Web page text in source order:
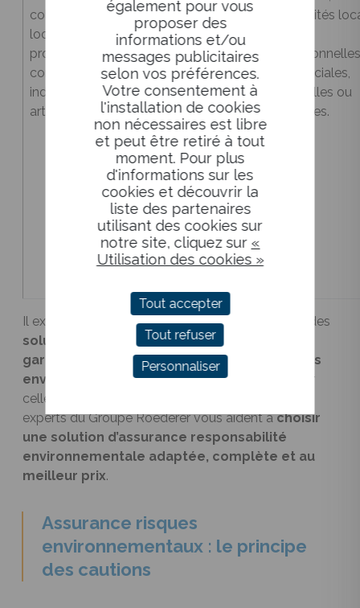
collectivités
locales, activités
professionnelles,
commerciales,
industrielles ou
artisanales.
personnes qui
causent un
préjudice
écologique.
Cette obligation
incombe aussi
bien aux
entreprises,
quelles que
soient leur taille
et leur activité,
qu’aux
personnes
physiques.
collectivités
commerciales,
industrielles ou
artisanales.
Il existe aujourd’hui, sur le marché de l’assurance, des
solutions complètes et performantes pour
garantir
vos responsabilités face aux risques
environnementaux. Vous avez du mal à trouver
celle qui correspond le mieux à vos besoins ? Les
experts du Groupe Roederer vous aident àchoisir
une solution d’assurance responsabilité
environnementale adaptée, complète et au
meilleur prix.
Assurance risques
environnementaux : le principe
des cautions
également pour vous
proposer des
informations et/ou
messages publicitaires
selon vos préférences.
Votre consentement à
l'installation de cookies
non nécessaires est libre
et peut être retiré à tout
moment. Pour plus
d'informations sur les
cookies et découvrir la
liste des partenaires
utilisant des cookies sur
notre site, cliquez sur «
Utilisation des cookies »
Tout accepter
Tout refuser
Personnaliser